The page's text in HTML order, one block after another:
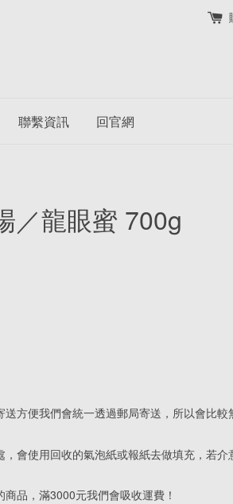
聯繫資訊 回官網
／龍眼蜜 700g
送方便我們會統一透過郵局寄送，所以會比較
，會使用回收的氣泡紙或報紙去做填充，若介
商品，滿3000元我們會吸收運費！